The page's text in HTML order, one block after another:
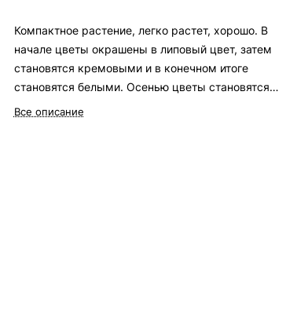
Компактное растение, легко растет, хорошо. В
начале цветы окрашены в липовый цвет, затем
становятся кремовыми и в конечном итоге
становятся белыми. Осенью цветы становятся
светло-розовыми. Достигает максимальной
Все описание